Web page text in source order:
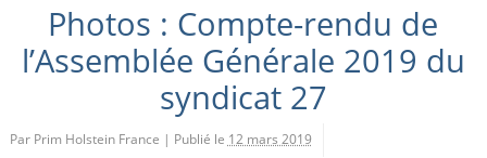
Photos : Compte-rendu de
l’Assemblée Générale 2019 du
syndicat 27
Par Prim Holstein France | Publié le 12 mars 2019